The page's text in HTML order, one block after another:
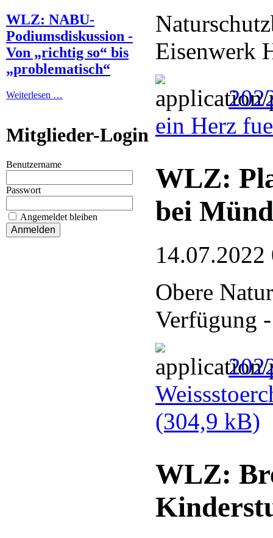
WLZ: NABU-
Podiumsdiskussion -
Von „richtig so“ bis
„problematisch“
Weiterlesen …
Mitglieder-Login
Benutzername
Passwort
Angemeldet bleiben
Eisenwerk
ein Herz
WLZ:
bei
14.07.2022
Obere
Verfügung
(304,9 kB)
WLZ: